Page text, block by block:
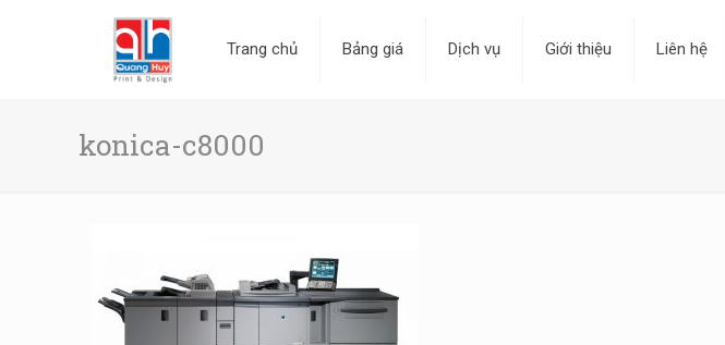
Trang chủ Bảng giá Dịch vụ Giới thiệu Liên hệ
konica-c8000